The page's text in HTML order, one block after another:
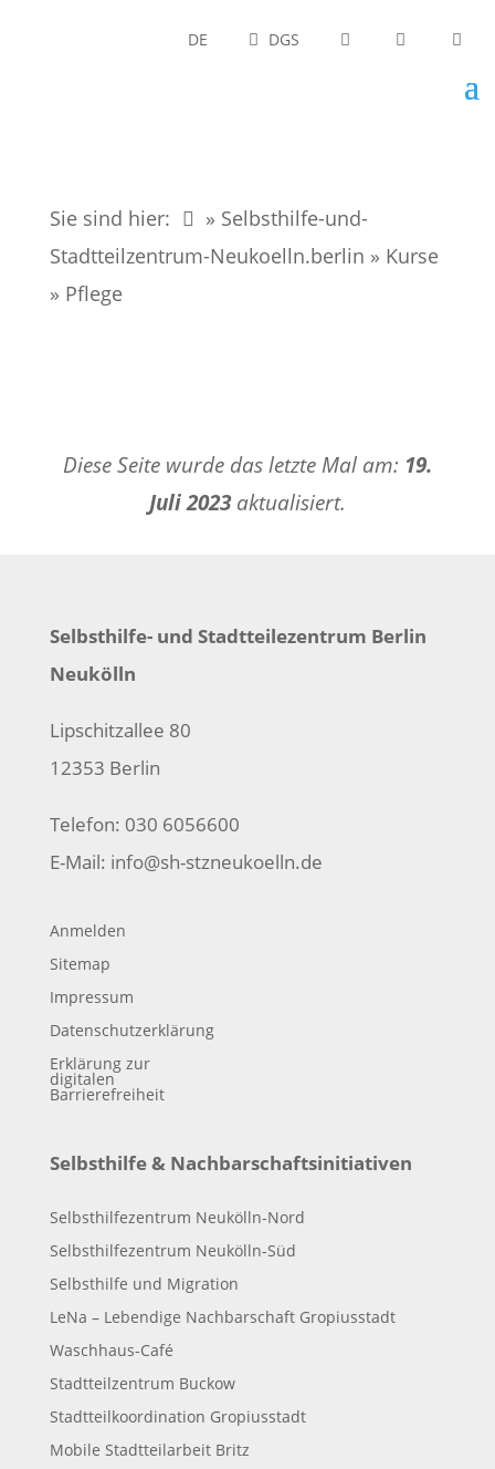
DE DGS
Sie sind hier:
» Selbsthilfe-und-
Stadtteilzentrum-Neukoelln.berlin » Kurse
» Pflege
Diese Seite wurde das letzte Mal am: 19.
Juli 2023aktualisiert.
Selbsthilfe- und Stadtteilezentrum Berlin
Neukölln
Lipschitzallee 80
12353 Berlin
Telefon: 030 6056600
E-Mail: info@sh-stzneukoelln.de
Anmelden
Sitemap
Impressum
Datenschutzerklärung
Erklärung zur
digitalen
Barrierefreiheit
Selbsthilfe & Nachbarschaftsinitiativen
Selbsthilfezentrum Neukölln-Nord
Selbsthilfezentrum Neukölln-Süd
Selbsthilfe und Migration
LeNa – Lebendige Nachbarschaft Gropiusstadt
Waschhaus-Café
Stadtteilzentrum Buckow
Stadtteilkoordination Gropiusstadt
Mobile Stadtteilarbeit Britz